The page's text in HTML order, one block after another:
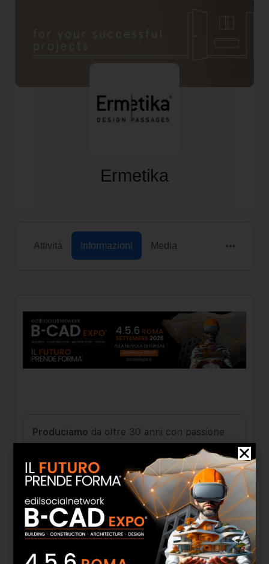
Ermetika
Attività Informazioni Media
Produciamo da oltre 30 anni con passione
scomparsacon la cura e la dedizione
derivante da una consolidatatradizione
artigiana. La nostra
produzione nasce nel
1987, grazie a due fabbri specializzati, i
fratelli Spinazzola di Barletta. Nel1992
. Oggi, i nostri
impianti produttivi completamente rinnovati